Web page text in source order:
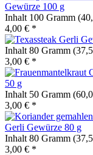
Gewürze 100 g
Inhalt 100 Gramm
4,00 € *
Inhalt 80 Gramm
3,00 € *
50 g
Inhalt 50 Gramm
3,00 € *
Gerli Gewürze 80 g
Inhalt 80 Gramm
3,00 € *